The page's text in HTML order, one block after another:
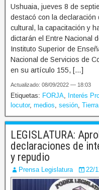
Ushuaia, jueves 8 de
destacó con la
cultural, la capacitación y
dictarán el Entre Nacional
Instituto Superior de
Nacional de Servicios de
en su artículo 155, […]
Actualizado: 08/09/2022 — 18:03
Etiquetas: FORJA Interés
locutor, medios sesión
LEGISLATURA:
declaraciones de
y repudio
Prensa Legislatura 22/